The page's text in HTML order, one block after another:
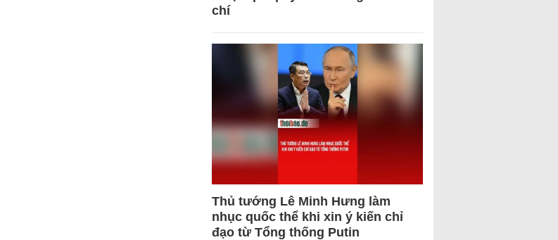
chí
Thủ tướng Lê Minh Hưng làm
nhục quốc thể khi xin ý kiến chỉ
đạo từ Tổng thống Putin